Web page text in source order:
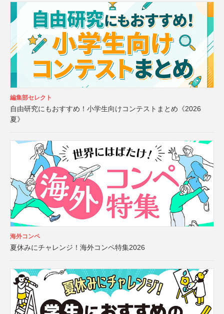
編集部セレクト
自由研究にもおすすめ！小学生向けコンテストまとめ《2026
夏》
海外コンペ
夏休みにチャレンジ！海外コンペ特集2026